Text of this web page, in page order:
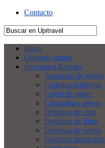
Contacto
Inicio
Quienes somos
Secciones Revista
Agencias de viajes
Cadenas hoteleras
Cajón de sastre
Compañías aéreas
Destinos de cine
Destinos de libro
Destinos de series
Destinos musicales